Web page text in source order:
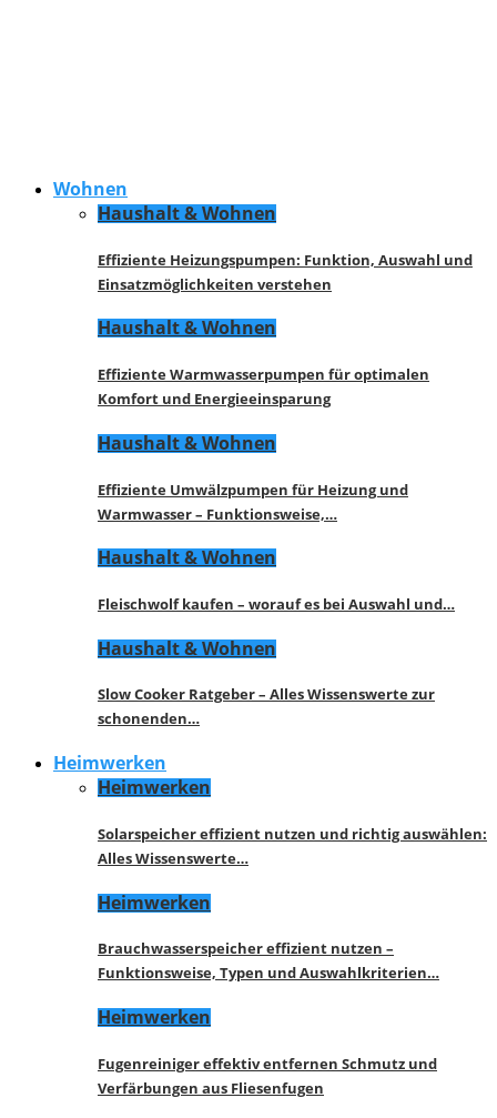
Wohnen
Haushalt & Wohnen
Effiziente Heizungspumpen: Funktion, Auswahl und
Einsatzmöglichkeiten verstehen
Haushalt & Wohnen
Effiziente Warmwasserpumpen für optimalen
Komfort und Energieeinsparung
Haushalt & Wohnen
Effiziente Umwälzpumpen für Heizung und
Warmwasser – Funktionsweise,…
Haushalt & Wohnen
Fleischwolf kaufen – worauf es bei Auswahl und…
Haushalt & Wohnen
Slow Cooker Ratgeber – Alles Wissenswerte zur
schonenden…
Heimwerken
Heimwerken
Solarspeicher effizient nutzen und richtig auswählen:
Alles Wissenswerte…
Heimwerken
Brauchwasserspeicher effizient nutzen –
Funktionsweise, Typen und Auswahlkriterien…
Heimwerken
Fugenreiniger effektiv entfernen Schmutz und
Verfärbungen aus Fliesenfugen